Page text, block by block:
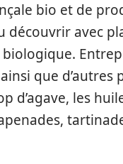
bio et de
avec
biologique.
que
d’agave, les